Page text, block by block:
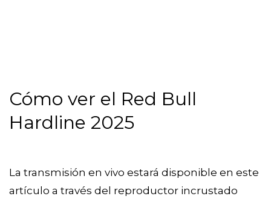
Cómo ver el Red Bull
Hardline 2025
La transmisión en vivo estará disponible en este
artículo a través del reproductor incrustado